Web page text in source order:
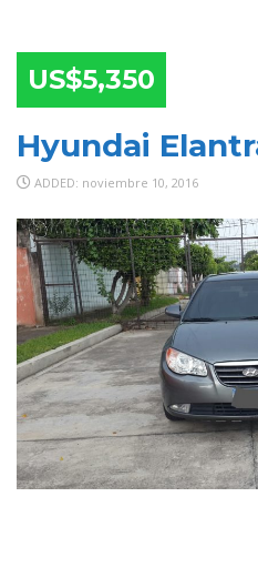
US$5,350
Hyundai
ADDED: noviembre 10, 2016